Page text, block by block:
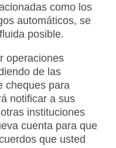
como los
automáticos, se
posible.
operaciones
de las
cheques para
notificar a sus
instituciones
cuenta para que
que usted